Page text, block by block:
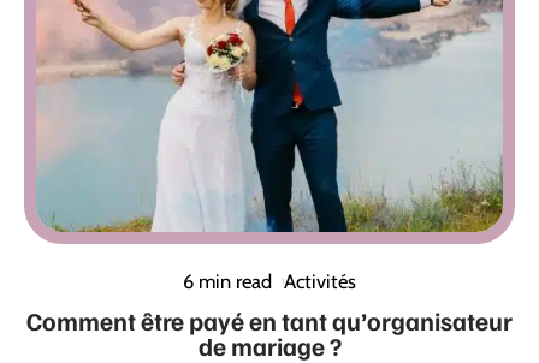
6 min read Activités
Comment être payé en tant qu’organisateur
de mariage ?